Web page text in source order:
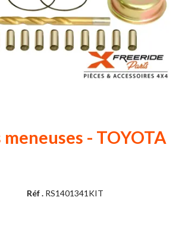
- TOYOTA
Réf . RS1401341KIT